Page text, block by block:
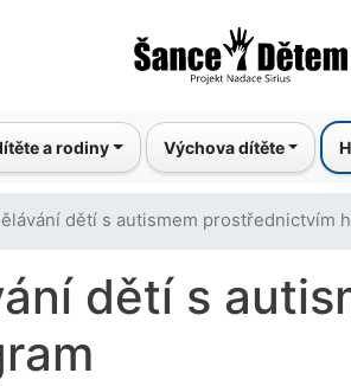
k
hlavnímu
a rodiny Výchova dítěte
dětí s autismem prostřednictvím
dětí s